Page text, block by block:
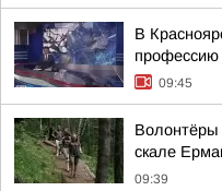
В
профессию
09:45
Волонтёры
скале
09:39